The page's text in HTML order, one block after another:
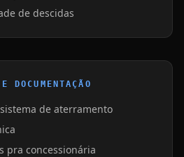
de descidas
DOCUMENTAÇÃO
de aterramento
pra concessionária